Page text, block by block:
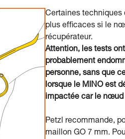
Certaines techniques
plus efficaces si le
récupérateur.
Attention, les tests
probablement
personne, sans que
lorsque le MINO est
impactée car le nœud
Petzl recommande,
maillon GO 7 mm.